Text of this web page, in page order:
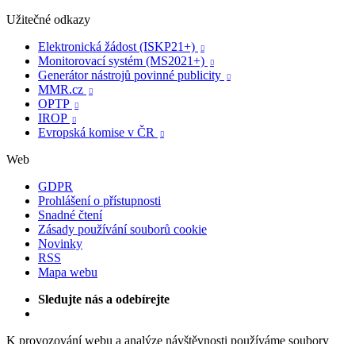
Užitečné odkazy
Elektronická žádost (ISKP21+)

Monitorovací systém (MS2021+) 
Generátor nástrojů povinné publicity 
MMR.cz 
OPTP 
IROP 
Evropská komise v ČR 
Web
GDPR
Prohlášení o přístupnosti
Snadné čtení
Zásady používání souborů cookie
Novinky
RSS
Mapa webu
Sledujte nás a odebírejte
K provozování webu a analýze návštěvnosti používáme soubory